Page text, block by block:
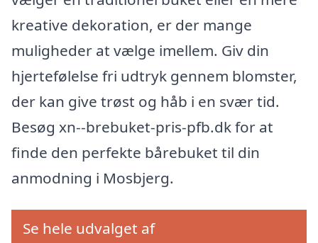
kreative dekoration, er der mange
muligheder at vælge imellem. Giv din
hjertefølelse fri udtryk gennem blomster,
der kan give trøst og håb i en svær tid.
Besøg xn--brebuket-pris-pfb.dk for at
finde den perfekte bårebuket til din
anmodning i Mosbjerg.
Se hele udvalget af